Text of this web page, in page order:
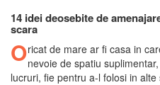
14 idei deosebite de
scara
Oricat de mare ar fi casa in
nevoie de spatiu
lucruri, fie pentru a-l folosi in